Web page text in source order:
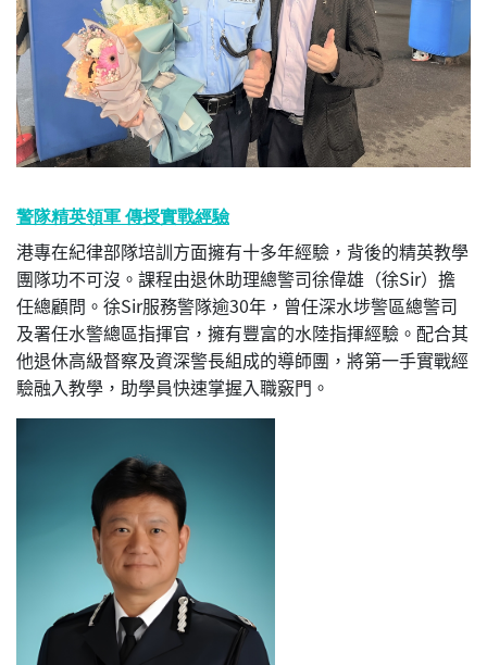
警隊精英領軍 傳授實戰經驗
港專在紀律部隊培訓方面擁有十多年經驗，背後的精英教學
團隊功不可沒。課程由退休助理總警司徐偉雄（徐Sir）擔
任總顧問。徐Sir服務警隊逾30年，曾任深水埗警區總警司
及署任水警總區指揮官，擁有豐富的水陸指揮經驗。配合其
他退休高級督察及資深警長組成的導師團，將第一手實戰經
驗融入教學，助學員快速掌握入職竅門。